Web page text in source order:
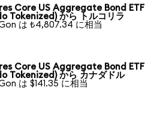
Core US Aggregate Bond ETF
Tokenized) から トルコリラ
は ₺4,807.34 に相当
Core US Aggregate Bond ETF
Tokenized) から カナダドル
は $141.35 に相当